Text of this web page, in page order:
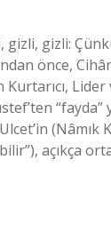
gizli, gizli:
önce,
Lider
(Nâmık